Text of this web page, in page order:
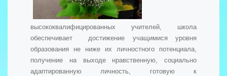
высококвалифицированных учителей, школа
обеспечивает достижение учащимися уровня
образования не ниже их личностного потенциала,
получение на выходе нравственную, социально
адаптированную личность, готовую к